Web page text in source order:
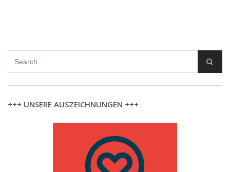
+++ UNSERE AUSZEICHNUNGEN +++